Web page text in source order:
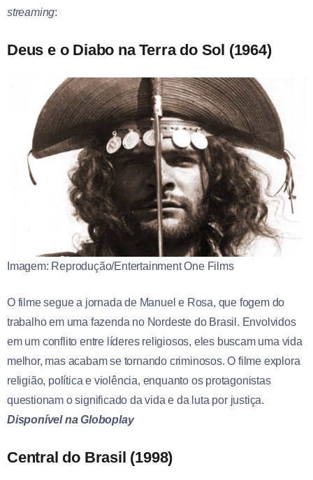
streaming:
Deus e o Diabo na Terra do Sol (1964)
Imagem: Reprodução/Entertainment One Films
O filme segue a jornada de Manuel e Rosa, que fogem do
trabalho em uma fazenda no Nordeste do Brasil. Envolvidos
em um conflito entre líderes religiosos, eles buscam uma vida
melhor, mas acabam se tornando criminosos. O filme explora
religião, política e violência, enquanto os protagonistas
questionam o significado da vida e da luta por justiça.
Disponível na Globoplay
Central do Brasil (1998)